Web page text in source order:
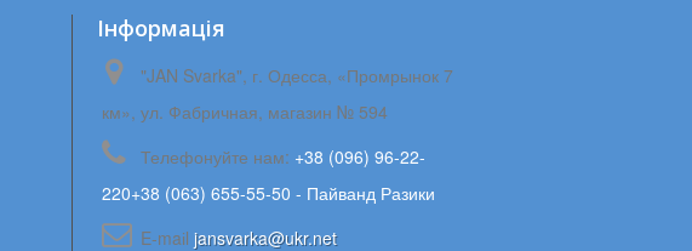
Iнформація
"JAN Svarka", г. Одесса, «Промрынок 7
км», ул. Фабричная, магазин № 594
Телефонуйте нам: +38 (096) 96-22-
220+38 (063) 655-55-50 - Пайванд Разики
E-maіl jansvarka@ukr.net